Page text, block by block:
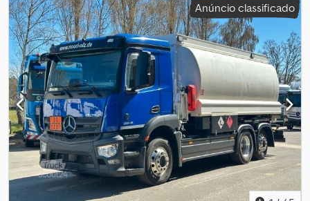
Anúncio classificado